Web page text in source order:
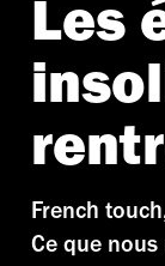
Les
French
Ce que nous